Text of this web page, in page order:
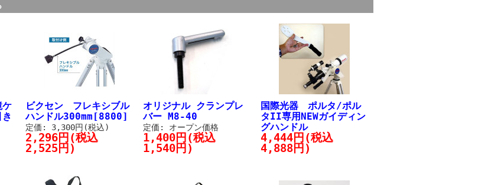
ビクセン フレキシブル
ハンドル300mm[8800]
定価: 3,300円(税込)
2,296円(税込
2,525円)
オリジナル クランプレ
バー M8-40
定価: オープン価格
1,400円(税込
1,540円)
国際光器 ポルタ/ポル
タII専用NEWガイディン
グハンドル
4,444円(税込
4,888円)